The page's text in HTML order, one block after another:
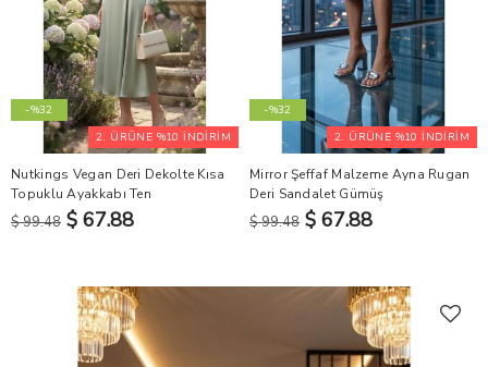
2. ÜRÜNE %10 İNDİRİM
-%32
Nutkings Vegan Deri Dekolte Kısa
Topuklu Ayakkabı Ten
$ 99.48 $ 67.88
2. ÜRÜNE %10 İNDİRİM
-%32
Mirror Şeffaf Malzeme Ayna Rugan
Deri Sandalet Gümüş
$ 99.48 $ 67.88